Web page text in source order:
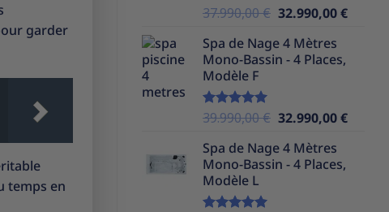
garder
temps en
Note5.00
37.990,00€ Le
initial
était :
32.990,00€Le
Spa de Nage 4 Mètres
Mono-Bassin - 4 Places,
Modèle F
Note5.00
39.990,00€ Le
initial
était :
32.990,00€Le
Spa de Nage 4 Mètres
Mono-Bassin - 4 Places,
Modèle L